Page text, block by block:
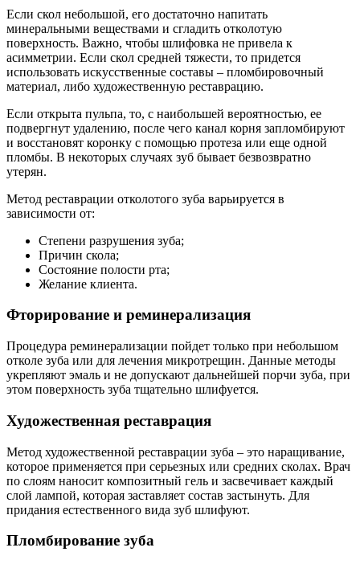
Если скол небольшой, его достаточно напитать
минеральными веществами и сгладить отколотую
поверхность. Важно, чтобы шлифовка не привела к
асимметрии. Если скол средней тяжести, то придется
использовать искусственные составы – пломбировочный
материал, либо художественную реставрацию.
Если открыта пульпа, то, с наибольшей вероятностью, ее
подвергнут удалению, после чего канал корня запломбируют
и восстановят коронку с помощью протеза или еще одной
пломбы. В некоторых случаях зуб бывает безвозвратно
утерян.
Метод реставрации отколотого зуба варьируется в
зависимости от:
Степени разрушения зуба;
Причин скола;
Состояние полости рта;
Желание клиента.
Фторирование и реминерализация
Процедура реминерализации пойдет только при небольшом
отколе зуба или для лечения микротрещин. Данные методы
укрепляют эмаль и не допускают дальнейшей порчи зуба, при
этом поверхность зуба тщательно шлифуется.
Художественная реставрация
Метод художественной реставрации зуба – это наращивание,
которое применяется при серьезных или средних сколах. Врач
по слоям наносит композитный гель и засвечивает каждый
слой лампой, которая заставляет состав застынуть. Для
придания естественного вида зуб шлифуют.
Пломбирование зуба